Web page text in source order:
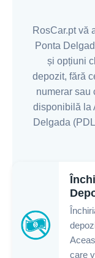
RosCar.pt vă
Ponta
și opțiuni
depozit, fără
numerar sau
disponibilă la
Delgada
care